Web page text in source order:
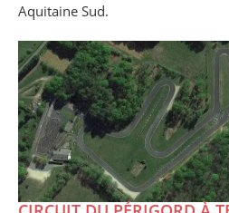
Aquitaine Sud.